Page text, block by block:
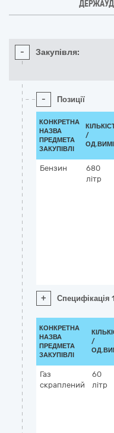
- Закупівля:
- Позиції
КОНКРЕТНА
НАЗВА
ПРЕДМЕТА
ЗАКУПІВЛІ
/
Бензин
680
літр
+ Специфікація
КОНКРЕТНА
НАЗВА
ПРЕДМЕТА
ЗАКУПІВЛІ
/
Газ
скраплений
60
літр